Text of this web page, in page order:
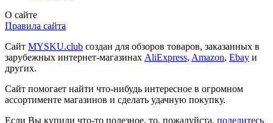
О сайте
Правила сайта
Сайт MYSKU.club cоздан для обзоров товаров, заказанных в
зарубежных интернет-магазинах AliExpress, Amazon, Ebay и
других.
Сайт помогает найти что-нибудь интересное в огромном
ассортименте магазинов и сделать удачную покупку.
Если Вы купили что-то полезное, то, пожалуйста, поделитесь